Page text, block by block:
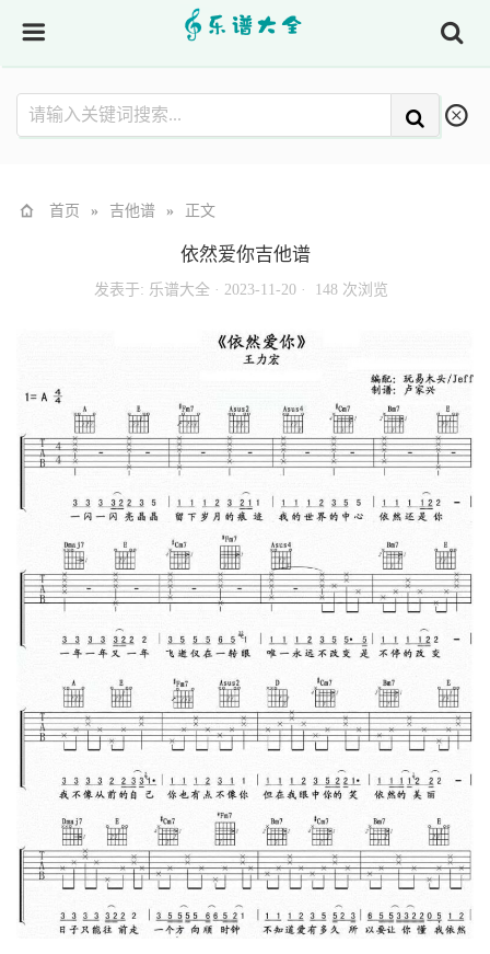
首页 » 吉他谱 » 正文
依然爱你吉他谱
发表于: 乐谱大全· 2023-11-20 · 148 次浏览